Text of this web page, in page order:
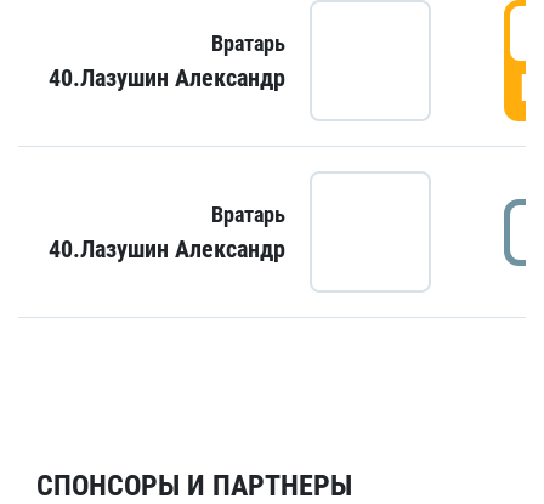
Вратарь
40.Лазушин Александр
Вратарь
40.Лазушин Александр
СПОНСОРЫ И ПАРТНЕРЫ